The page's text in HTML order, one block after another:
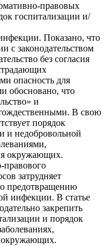
правовых
госпитализации и/
Показано, что
с законодательством
без согласия
опасность для
обосновано, что
и
В свою
порядок
и недобровольной
окружающих.
правового
затрудняет
предотвращению
инфекции. В статье
закрепить
и порядок
окружающих.